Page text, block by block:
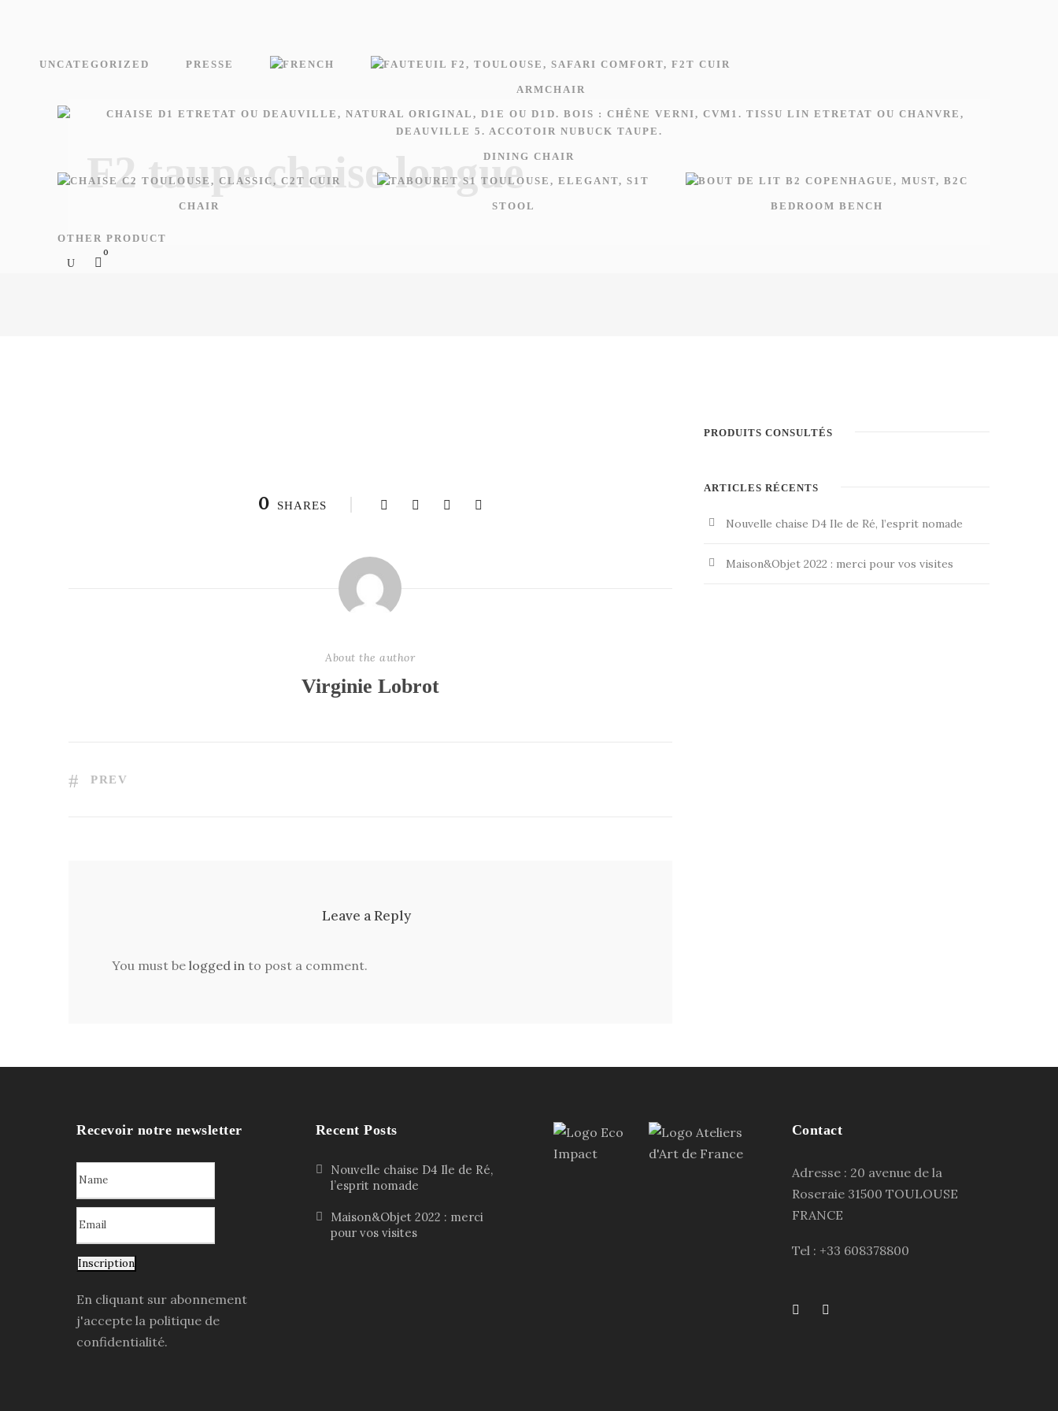
UNCATEGORIZED PRESSE
ARMCHAIR
DINING CHAIR
CHAIR STOOL BEDROOM BENCH
OTHER PRODUCT
0
F2 taupe chaise longue
0 SHARES
About the author
Virginie Lobrot
PREV
Leave a Reply
You must be logged in to post a comment.
PRODUITS CONSULTÉS
ARTICLES RÉCENTS
Nouvelle chaise D4 Ile de Ré, l’esprit nomade
Maison&Objet 2022 : merci pour vos visites
Recevoir notre newsletter
Inscription
En cliquant sur abonnement
j'accepte la politique de
confidentialité.
Recent Posts
Nouvelle chaise D4 Ile de Ré,
l’esprit nomade
Maison&Objet 2022 : merci
pour vos visites
Contact
Adresse : 20 avenue de la
Roseraie 31500 TOULOUSE
FRANCE
Tel : +33 608378800